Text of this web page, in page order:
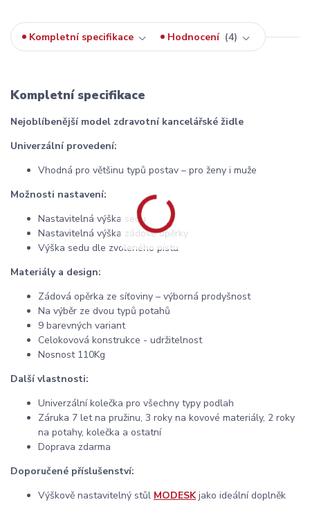
Kompletní specifikace Hodnocení 4
Kompletní specifikace
Nejoblíbenější model zdravotní kancelářské židle
Univerzální provedení:
Vhodná pro většinu typů postav – pro ženy i muže
Možnosti nastavení:
Nastavitelná výška sedu
Nastavitelná výška zádové opěrky
Výška sedu dle zvoleného pístu
Materiály a design:
Zádová opěrka ze síťoviny – výborná prodyšnost
Na výběr ze dvou typů potahů
9 barevných variant
Celokovová konstrukce - udržitelnost
Nosnost 110Kg
Další vlastnosti:
Univerzální kolečka pro všechny typy podlah
Záruka 7 let na pružinu, 3 roky na kovové materiály, 2 roky
na potahy, kolečka a ostatní
Doprava zdarma
Doporučené příslušenství:
Výškově nastavitelný stůl MODESKjako ideální doplněk